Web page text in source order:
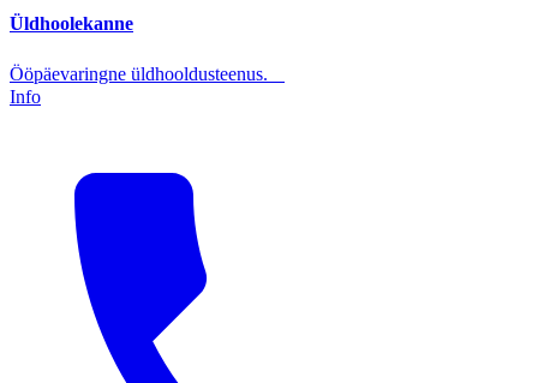
Üldhoolekanne
Ööpäevaringne üldhooldusteenus.
Info